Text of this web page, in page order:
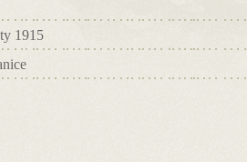
1915